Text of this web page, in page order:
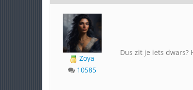
Zoya
10585
Dus zit je iets dwars?